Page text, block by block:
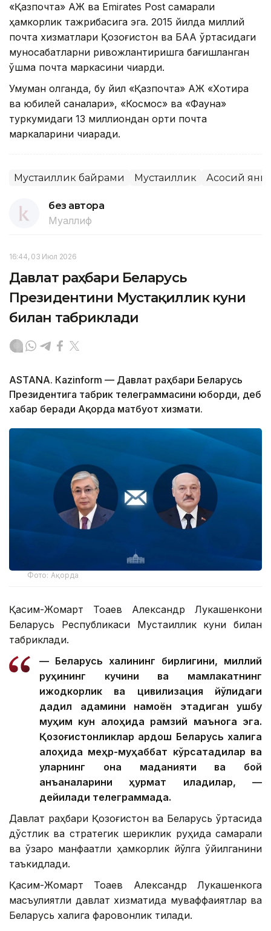
«Қазпочта» АЖ ва Emirates Post самарали
ҳамкорлик тажрибасига эга. 2015 йилда миллий
почта хизматлари Қозоғистон ва БАА ўртасидаги
муносабатларни ривожлантиришга бағишланган
қўшма почта маркасини чиқарди.
Умуман олганда, бу йил «Қазпочта» АЖ «Хотира
ва юбилей саналари», «Космос» ва «Фауна»
туркумидаги 13 миллиондан ортиқ почта
маркаларини чиқаради.
Мустақиллик байрами Мустақиллик Асосий
без автора
Муаллиф
16:44, 03 Июл 2026
Давлат раҳбари Беларусь
Президентини Мустақиллик куни
билан табриклади
ASTANА. Кazinform — Давлат раҳбари Беларусь
Президентига табрик телеграммасини юборди, деб
хабар беради Ақорда матбуот хизмати.
Фото: Ақорда
Қасим-Жомарт Тоқаев Александр Лукашенкони
Беларусь Республикаси Мустақиллик куни билан
табриклади.
— Беларусь халқининг бирлигини, миллий
руҳининг кучини ва мамлакатнинг
ижодкорлик ва цивилизация йўлидаги
дадил қадамини намоён этадиган ушбу
муҳим кун алоҳида рамзий маънога эга.
Қозоғистонликлар қардош Беларусь халқига
алоҳида меҳр-муҳаббат кўрсатадилар ва
уларнинг она маданияти ва бой
анъаналарини ҳурмат қиладилар, —
дейилади телеграммада.
Давлат раҳбари Қозоғистон ва Беларусь ўртасида
дўстлик ва стратегик шериклик руҳида самарали
ва ўзаро манфаатли ҳамкорлик йўлга қўйилганини
таъкидлади.
Қасим-Жомарт Тоқаев Александр Лукашенкога
масъулиятли давлат хизматида муваффақиятлар ва
Беларусь халқига фаровонлик тилади.